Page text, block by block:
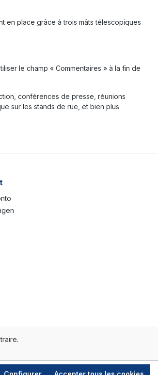
en place grâce à trois mâts télescopiques
le champ « Commentaires » à la fin de
conférences de presse, réunions
sur les stands de rue, et bien plus